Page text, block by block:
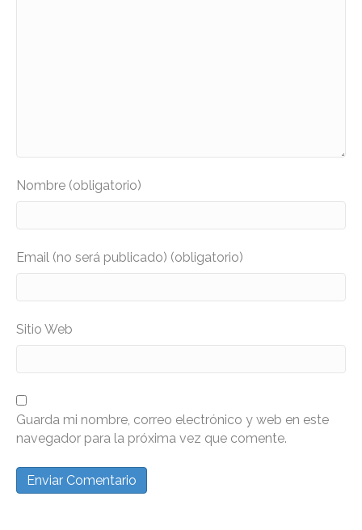
Nombre (obligatorio)
Email (no será publicado) (obligatorio)
Sitio Web
Guarda mi nombre, correo electrónico y web en este
navegador para la próxima vez que comente.